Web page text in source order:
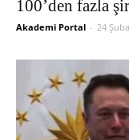
100’den fazla
Akademi Portal - 24